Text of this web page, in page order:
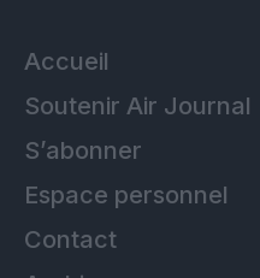
Accueil
Soutenir Air Journal
S’abonner
Espace personnel
Contact